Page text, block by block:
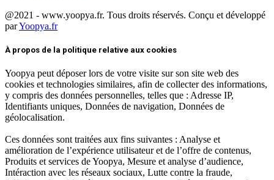
@2021 - www.yoopya.fr. Tous droits réservés. Conçu et développé
parYoopya.fr
À propos de la politique relative aux cookies
Yoopya peut déposer lors de votre visite sur son site web des
cookies et technologies similaires, afin de collecter des informations,
y compris des données personnelles, telles que : Adresse IP,
Identifiants uniques, Données de navigation, Données de
géolocalisation.
Ces données sont traitées aux fins suivantes : Analyse et
amélioration de l’expérience utilisateur et de l’offre de contenus,
Produits et services de Yoopya, Mesure et analyse d’audience,
Intéraction avec les réseaux sociaux, Lutte contre la fraude,